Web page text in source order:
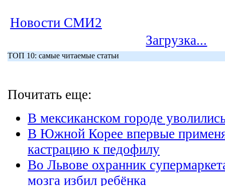
Новости СМИ2
Загрузка...
ТОП 10: самые читаемые статьи
Почитать еще:
В мексиканском городе
В Южной Корее впервые
кастрацию к педофилу
Во Львове охранник
мозга избил ребёнка